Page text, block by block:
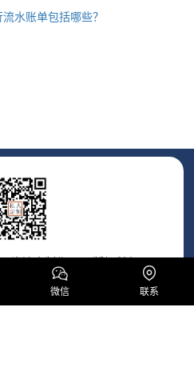
水账单包括哪些？
186 7387 1885
186 7387 1885
微信 联系